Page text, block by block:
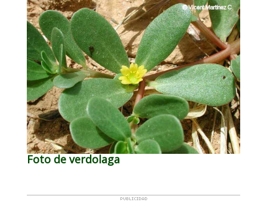
Foto de verdolaga